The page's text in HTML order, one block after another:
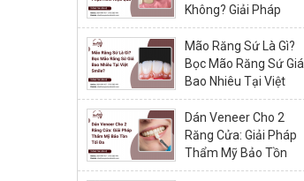
Không? Giải Pháp
Phục Hình Hiệu Quả
Mão Răng Sứ Là Gì?
Bọc Mão Răng Sứ Giá
Bao Nhiêu Tại Việt
Smile?
Dán Veneer Cho 2
Răng Cửa: Giải Pháp
Thẩm Mỹ Bảo Tồn
Tối Đa